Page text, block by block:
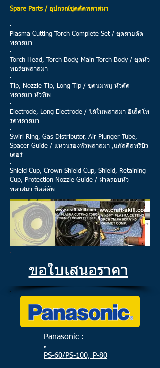
Spare Parts / อุปกรณ์ชุดตัดพลาสมา
Plasma Cutting Torch Complete Set / ชุดสายตัด
พลาสมา
Torch Head, Torch Body, Main Torch Body / ชุดหัว
ทอร์ชพลาสมา
Tip, Nozzle Tip, Long Tip / ชุดนมหนู หัวตัด
พลาสมา หัวทิพ
Electrode, Long Electrode / ไส้ในพลาสมา อิเล็คโท
รดพลาสมา
Swirl Ring, Gas Distributor, Air Plunger Tube,
Spacer Guide / แหวนรองหัวพลาสมา ,แก๊สดิสทริบิว
เตอร์
Shield Cup, Crown Shield Cup, Shield, Retaining
Cup, Protection Nozzle Guide / ฝาครอบหัว
พลาสมา ชิลล์คัพ
ขอใบเสนอราคา
Panasonic :
PS-60/PS-100, P-80